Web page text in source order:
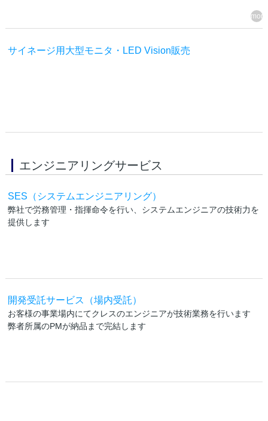
サイネージ用大型モニタ・LED Vision販売
エンジニアリングサービス
SES（システムエンジニアリング）
弊社で労務管理・指揮命令を行い、システムエンジニアの技術力を
提供します
開発受託サービス（場内受託）
お客様の事業場内にてクレスのエンジニアが技術業務を行います
弊者所属のPMが納品まで完結します